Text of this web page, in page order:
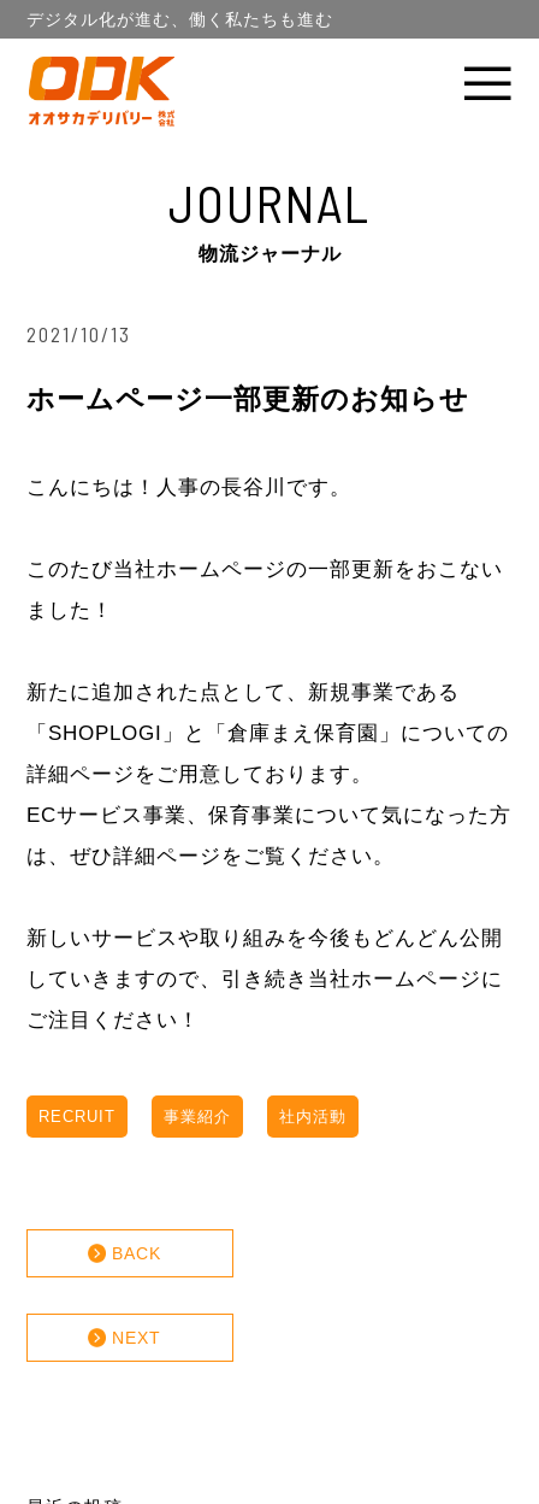
デジタル化が進む、働く私たちも進む
JOURNAL
物流ジャーナル
2021/10/13
ホームページ一部更新のお知らせ
こんにちは！人事の長谷川です。
このたび当社ホームページの一部更新をおこない
ました！
新たに追加された点として、新規事業である
「SHOPLOGI」と「倉庫まえ保育園」についての
詳細ページをご用意しております。
ECサービス事業、保育事業について気になった方
は、ぜひ詳細ページをご覧ください。
新しいサービスや取り組みを今後もどんどん公開
していきますので、引き続き当社ホームページに
ご注目ください！
RECRUIT 事業紹介 社内活動
BACK
NEXT